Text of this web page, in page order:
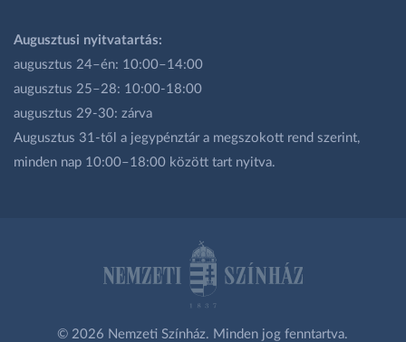
Augusztusi nyitvatartás:
augusztus 24–én: 10:00–14:00
augusztus 25–28: 10:00-18:00
augusztus 29-30: zárva
Augusztus 31-től a jegypénztár a megszokott rend szerint,
minden nap 10:00–18:00 között tart nyitva.
© 2026 Nemzeti Színház. Minden jog fenntartva.